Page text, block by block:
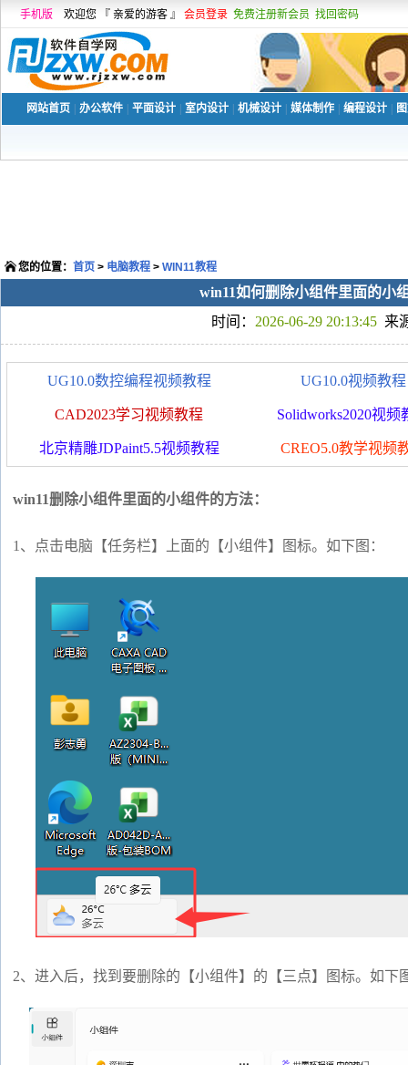
手机版 欢迎您 『 亲爱的游客 』 会员登录 免费注册新会员 找回密码
网站首页 办公软件 平面设计 室内设计 机械设计 媒体制作 编程设计
您的位置： 首页 > 电脑教程 > WIN11教程
win11如何删除小组件里面的小
时间： 2026-06-29 20:13:45 来
UG10.0数控编程视频教程 UG10.0视频教程
CAD2023学习视频教程 Solidworks2020视频
北京精雕JDPaint5.5视频教程 CREO5.0教学视频
win11删除小组件里面的小组件的方法：
1、点击电脑【任务栏】上面的【小组件】图标。如下图：
2、进入后，找到要删除的【小组件】的【三点】图标。如下